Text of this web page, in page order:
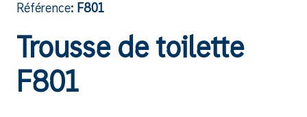
Référence: F801
Trousse de toilette
F801